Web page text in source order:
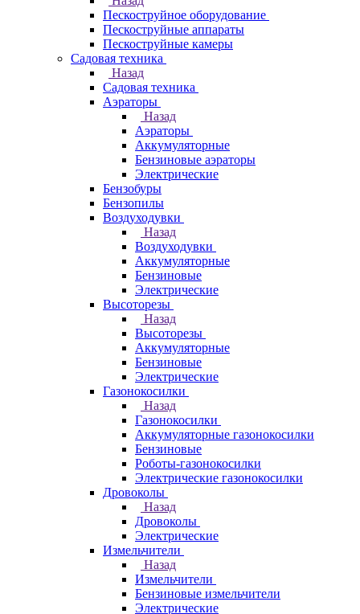
Пескоструйное оборудование
Пескоструйные аппараты
Пескоструйные камеры
Садовая техника
Назад
Садовая техника
Аэраторы
Назад
Аэраторы
Аккумуляторные
Бензиновые аэраторы
Электрические
Бензобуры
Бензопилы
Воздуходувки
Назад
Воздуходувки
Аккумуляторные
Бензиновые
Электрические
Высоторезы
Назад
Высоторезы
Аккумуляторные
Бензиновые
Электрические
Газонокосилки
Назад
Газонокосилки
Аккумуляторные газонокосилки
Бензиновые
Роботы-газонокосилки
Электрические газонокосилки
Дровоколы
Назад
Дровоколы
Электрические
Измельчители
Назад
Измельчители
Бензиновые измельчители
Электрические